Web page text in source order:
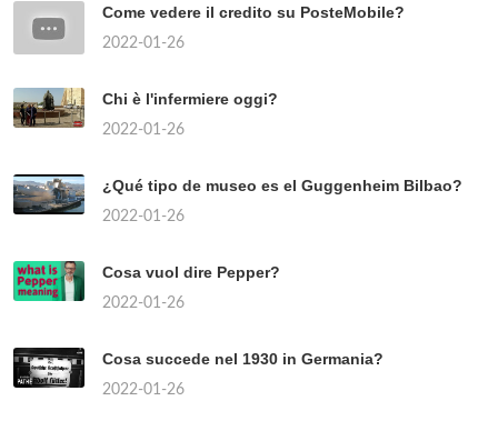
Come vedere il credito su PosteMobile?
2022-01-26
Chi è l'infermiere oggi?
2022-01-26
¿Qué tipo de museo es el Guggenheim Bilbao?
2022-01-26
Cosa vuol dire Pepper?
2022-01-26
Cosa succede nel 1930 in Germania?
2022-01-26